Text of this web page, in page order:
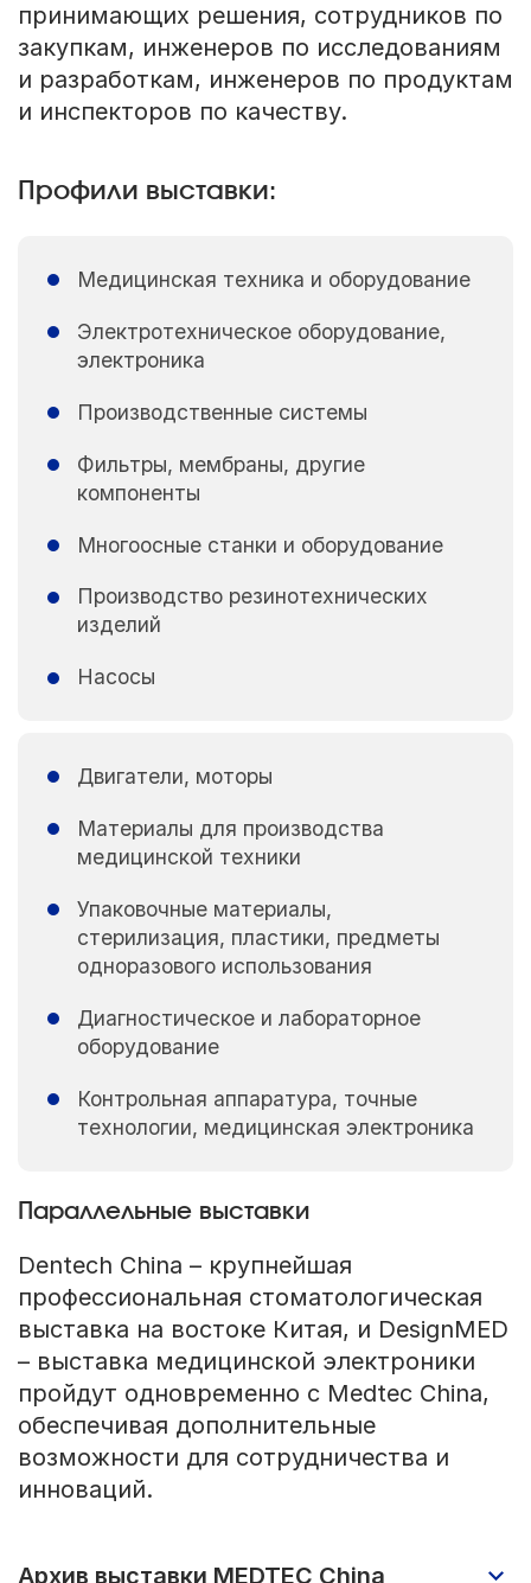
принимающих решения, сотрудников по
закупкам, инженеров по исследованиям
и разработкам, инженеров по продуктам
и инспекторов по качеству.
Профили выставки:
Медицинская техника и оборудование
Электротехническое оборудование,
электроника
Производственные системы
Фильтры, мембраны, другие
компоненты
Многоосные станки и оборудование
Производство резинотехнических
изделий
Насосы
Двигатели, моторы
Материалы для производства
медицинской техники
Упаковочные материалы,
стерилизация, пластики, предметы
одноразового использования
Диагностическое и лабораторное
оборудование
Контрольная аппаратура, точные
технологии, медицинская электроника
Параллельные выставки
Dentech China – крупнейшая
профессиональная стоматологическая
выставка на востоке Китая, и DesignMED
– выставка медицинской электроники
пройдут одновременно с Medtec China,
обеспечивая дополнительные
возможности для сотрудничества и
инноваций.
Архив выставки MEDTEC China